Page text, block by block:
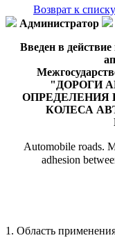
Возврат к списку
Администратор
Введен в
"ДОРОГИ
ОПРЕДЕЛЕНИЯ
КОЛЕСА
Automobile roads.
adhesion
1. Область